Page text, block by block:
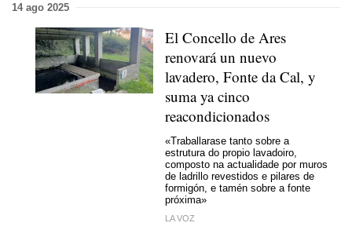
14 ago 2025
El Concello de Ares
renovará un nuevo
lavadero, Fonte da Cal, y
suma ya cinco
reacondicionados
«Traballarase tanto sobre a
estrutura do propio lavadoiro,
composto na actualidade por muros
de ladrillo revestidos e pilares de
formigón, e tamén sobre a fonte
próxima»
LA VOZ